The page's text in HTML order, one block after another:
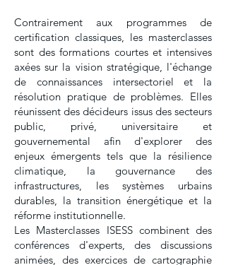
Contrairement aux programmes de
certification classiques, les masterclasses
sont des formations courtes et intensives
axées sur la vision stratégique, l'échange
de connaissances intersectoriel et la
résolution pratique de problèmes. Elles
réunissent des décideurs issus des secteurs
public, privé, universitaire et
gouvernemental afin d'explorer des
enjeux émergents tels que la résilience
climatique, la gouvernance des
infrastructures, les systèmes urbains
durables, la transition énergétique et la
réforme institutionnelle.
Les Masterclasses ISESS combinent des
conférences d'experts, des discussions
animées, des exercices de cartographie